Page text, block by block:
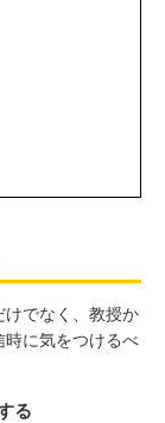
けでなく、教授か
時に気をつけるべ
る